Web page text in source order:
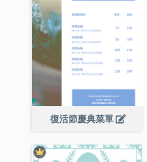
復活節慶典菜單